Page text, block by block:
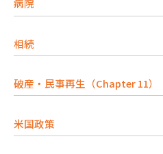
病院
相続
破産・民事再生（Chapter 11）
米国政策